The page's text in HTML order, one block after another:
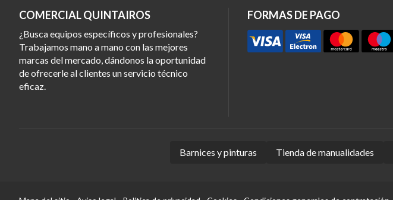
COMERCIAL QUINTAIROS
¿Busca equipos específicos y profesionales?
Trabajamos mano a mano con las mejores
marcas del mercado, dándonos la oportunidad
de ofrecerle al clientes un servicio técnico
eficaz.
FORMAS DE PAGO
Barnices y pinturas Tienda de manualidades